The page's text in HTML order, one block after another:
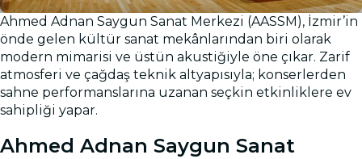
Galeri
Ahmed Adnan Saygun Sanat Merkezi (AASSM), İzmir’in
önde gelen kültür sanat mekânlarından biri olarak
modern mimarisi ve üstün akustiğiyle öne çıkar. Zarif
atmosferi ve çağdaş teknik altyapısıyla; konserlerden
sahne performanslarına uzanan seçkin etkinliklere ev
sahipliği yapar.
Ahmed Adnan Saygun Sanat